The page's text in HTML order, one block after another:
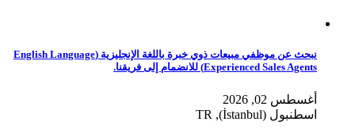
نبحث عن موظفي مبيعات ذوي خبرة باللغة الإنجليزية (English Language
Experienced Sales Agents) للانضمام إلى فريقنا.
أغسطس 02, 2026
اسطنبول (İstanbul), TR